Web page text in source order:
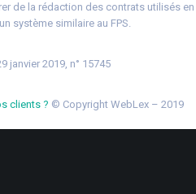
de la rédaction des contrats utilisés en
système similaire au FPS.
janvier 2019, n° 15745
clients ? © Copyright WebLex – 2019